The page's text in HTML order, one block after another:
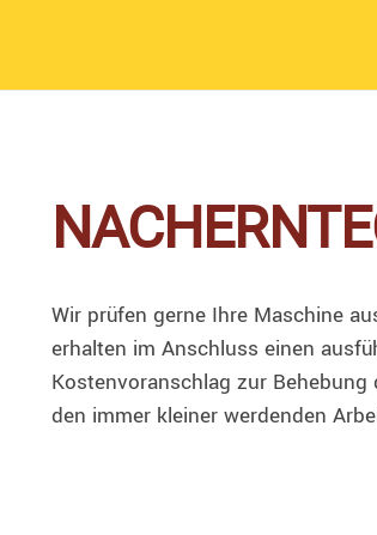
Wir prüfen gerne Ihre Maschine
erhalten im Anschluss einen
Kostenvoranschlag zur
den immer kleiner werdenden